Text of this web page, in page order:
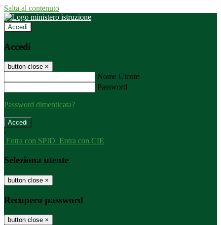
Salta al contenuto
Accedi
Accedi
button close ×
Nome Utente
Password
Password dimenticata?
-
Entra con SPID Entra con CIE
Seleziona utente
button close ×
Recupero password
button close ×